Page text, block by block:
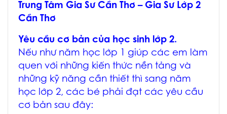
Trung Tâm Gia Sư Cần Thơ – Gia Sư Lớp 2
Cần Thơ
Yêu cầu cơ bản của học sinh lớp 2.
Nếu như năm học lớp 1 giúp các em làm
quen với những kiến thức nền tảng và
những kỹ năng cần thiết thì sang năm
học lớp 2, các bé phải đạt các yêu cầu
cơ bản sau đây: